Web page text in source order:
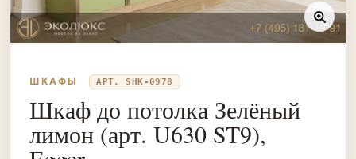
ШКАФЫ АРТ. SHK-0978
Шкаф до потолка Зелёный
лимон (арт. U630 ST9),